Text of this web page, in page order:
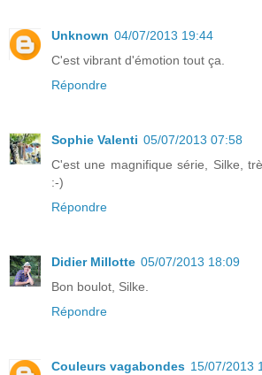
Unknown 04/07/2013 19:44
C'est vibrant d'émotion tout ça.
Répondre
Sophie Valenti 05/07/2013 07:58
C'est une magnifique série, Silke,
:-)
Répondre
Didier Millotte 05/07/2013 18:09
Bon boulot, Silke.
Répondre
Couleurs vagabondes 15/07/2013